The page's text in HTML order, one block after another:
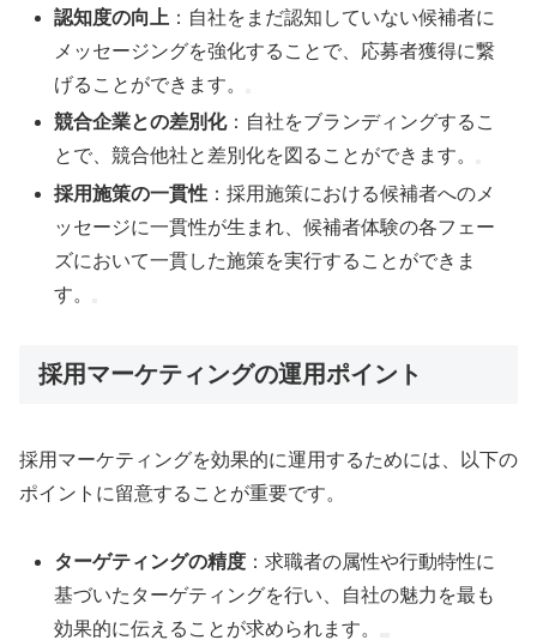
認知度の向上 ：自社をまだ認知していない候補者に
メッセージングを強化することで、応募者獲得に繋
げることができます。
競合企業との差別化：自社をブランディングするこ
とで、競合他社と差別化を図ることができます。
採用施策の一貫性 ：採用施策における候補者へのメ
ッセージに一貫性が生まれ、候補者体験の各フェー
ズにおいて一貫した施策を実行することができま
す。
採用マーケティングの運用ポイント
採用マーケティングを効果的に運用するためには、以下の
ポイントに留意することが重要です。
ターゲティングの精度 ：求職者の属性や行動特性に
基づいたターゲティングを行い、自社の魅力を最も
効果的に伝えることが求められます。